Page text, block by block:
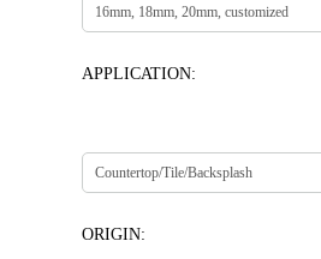
APPLICATION:
ORIGIN: